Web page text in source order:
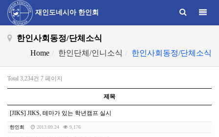
재인도네시아 한인회
한인사회동정/단체소식
Home 한인단체/인니소식 한인사회동정/단체소식
Total 3,234건 7 페이지
제목
[JIKS] JIKS, 테마가 있는 학년캠프 실시
한인회 2013.09.24 9,176